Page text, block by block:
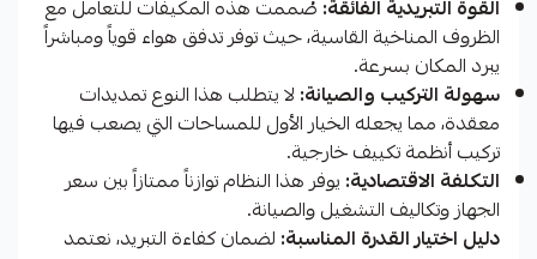
القوة التبريدية الفائقة: صُممت هذه المكيفات للتعامل مع
الظروف المناخية القاسية، حيث توفر تدفق هواء قوياً ومباشراً
يبرد المكان بسرعة.
سهولة التركيب والصيانة: لا يتطلب هذا النوع تمديدات
معقدة، مما يجعله الخيار الأول للمساحات التي يصعب فيها
تركيب أنظمة تكييف خارجية.
التكلفة الاقتصادية: يوفر هذا النظام توازناً ممتازاً بين سعر
الجهاز وتكاليف التشغيل والصيانة.
دليل اختيار القدرة المناسبة: لضمان كفاءة التبريد، نعتمد